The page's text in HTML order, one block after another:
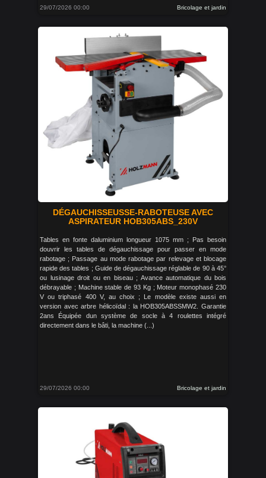
29/07/2026 00:00 Bricolage et jardin
DÉGAUCHISSEUSSE-RABOTEUSE AVEC
ASPIRATEUR HOB305ABS_230V
Tables en fonte daluminium longueur 1075 mm ; Pas besoin
douvrir les tables de dégauchissage pour passer en mode
rabotage ; Passage au mode rabotage par relevage et blocage
rapide des tables ; Guide de dégauchissage réglable de 90 à 45°
ou lusinage droit ou en biseau ; Avance automatique du bois
débrayable ; Machine stable de 93 Kg ; Moteur monophasé 230
V ou triphasé 400 V, au choix ; Le modèle existe aussi en
version avec arbre hélicoïdal : la HOB305ABSSMW2. Garantie
2ans Équipée dun système de socle à 4 roulettes intégré
directement dans le bâti, la machine (...)
29/07/2026 00:00 Bricolage et jardin